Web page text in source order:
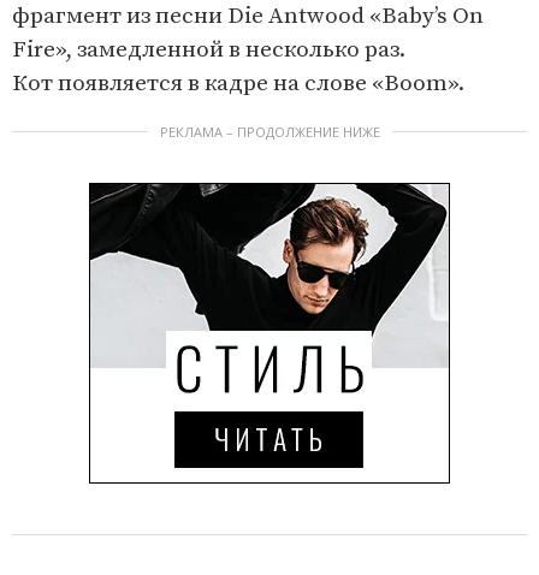
фрагмент из песни Die Antwood «Baby’s On
Fire», замедленной в несколько раз.
Кот появляется в кадре на слове «Boom».
РЕКЛАМА – ПРОДОЛЖЕНИЕ НИЖЕ